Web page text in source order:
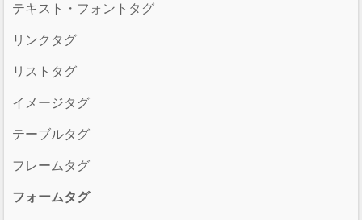
テキスト・フォントタグ
リンクタグ
リストタグ
イメージタグ
テーブルタグ
フレームタグ
フォームタグ